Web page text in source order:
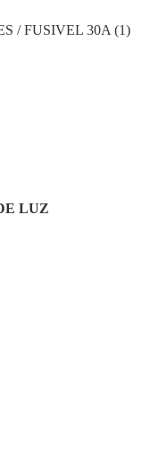
/ FUSIVEL 30A (1)
LUZ